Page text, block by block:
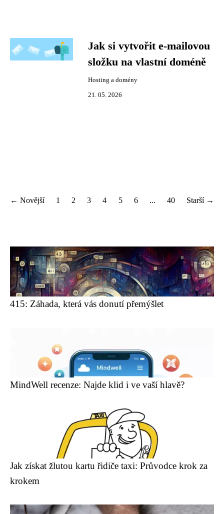
Jak si vytvořit e-mailovou
složku na vlastní doméně
Hosting a domény
21. 05. 2026
← Novější 1 2 3 4 5 6 ... 40 Starší →
415: Záhada, která vás donutí přemýšlet
MindWell recenze: Najde klid i ve vaší hlavě?
Jak získat žlutou kartu řidiče taxi: Průvodce krok za
krokem